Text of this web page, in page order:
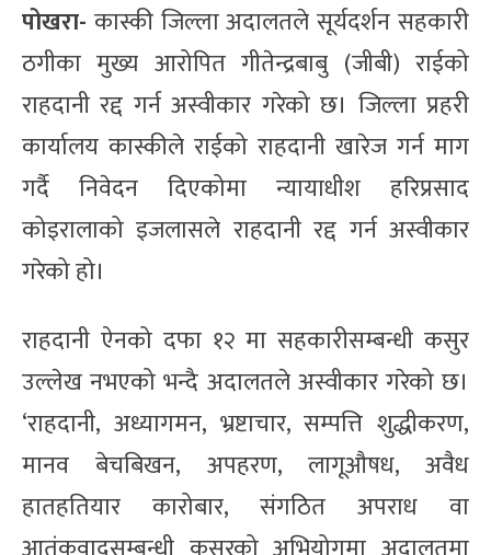
पोखरा- कास्की जिल्ला अदालतले सूर्यदर्शन सहकारी
ठगीका मुख्य आरोपित गीतेन्द्रबाबु (जीबी) राईको
राहदानी रद्द गर्न अस्वीकार गरेको छ। जिल्ला प्रहरी
कार्यालय कास्कीले राईको राहदानी खारेज गर्न माग
गर्दै निवेदन दिएकोमा न्यायाधीश हरिप्रसाद
कोइरालाको इजलासले राहदानी रद्द गर्न अस्वीकार
गरेको हो।
राहदानी ऐनको दफा १२ मा सहकारीसम्बन्धी कसुर
उल्लेख नभएको भन्दै अदालतले अस्वीकार गरेको छ।
‘राहदानी, अध्यागमन, भ्रष्टाचार, सम्पत्ति शुद्धीकरण,
मानव बेचबिखन, अपहरण, लागूऔषध, अवैध
हातहतियार कारोबार, संगठित अपराध वा